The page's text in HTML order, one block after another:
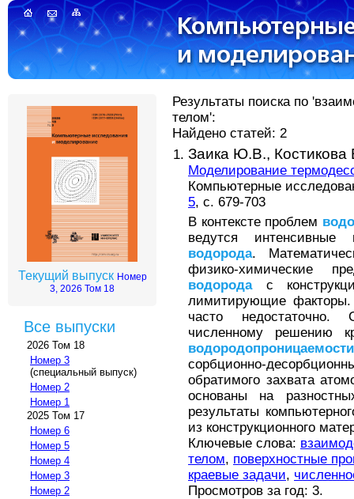
Текущий выпуск Номер
3, 2026 Том 18
Все выпуски
2026 Том 18
Номер 3
(специальный выпуск)
Номер 2
Номер 1
2025 Том 17
Номер 6
Номер 5
Номер 4
Номер 3
Номер 2
Результаты поиска по
телом':
Найдено статей: 2
Заика Ю.В., Костикова
Моделирование
Компьютерные
5, с. 679-703
В контексте проблем
ведутся интенсивные
водорода.
физико-химические
водородас
лимитирующие
часто
численному решению
водородопроницаемости
сорбционно-
обратимого захвата
основаны на
результаты
из конструкционного
Ключевые слова:
телом, поверхностные
краевые задачи,
Просмотров за год: 3.